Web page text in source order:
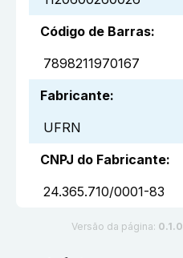
Código de Barras:
7898211970167
Fabricante:
UFRN
CNPJ do Fabricante:
24.365.710/0001-83
Versão da página: 0.1.0